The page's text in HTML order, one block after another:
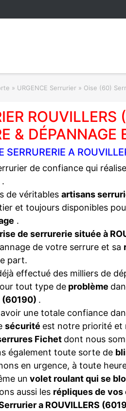
» URGENCE Serrurier » Oise (60)
&
SERRURERIE A
de confiance qui
.
de véritables artisans
et toujours disponibles
.
de serrurerie située à
de votre serrure et sa
part.
effectué des milliers de
tout type de problème
(60190) .
une totale confiance
sécurité est notre priorité et
Fichet dont nous
également toute sorte de
en urgence, à toute
un volet roulant qui se
aussi les répliques de vos
a ROUVILLERS